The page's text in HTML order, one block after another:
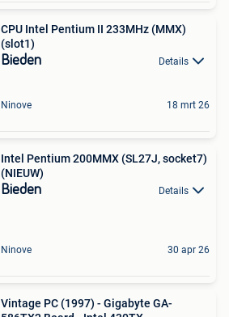
CPU Intel Pentium II 233MHz (MMX)
(slot1)
Bieden Details
Ninove 18 mrt 26
Intel Pentium 200MMX (SL27J, socket7)
(NIEUW)
Bieden Details
Ninove 30 apr 26
Vintage PC (1997) - Gigabyte GA-